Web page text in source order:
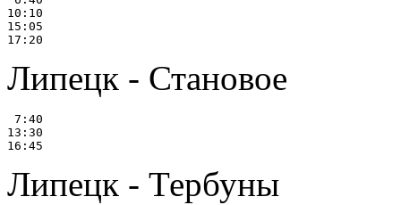
10:10
15:05
Липецк - Становое
7:40
13:30
Липецк - Тербуны